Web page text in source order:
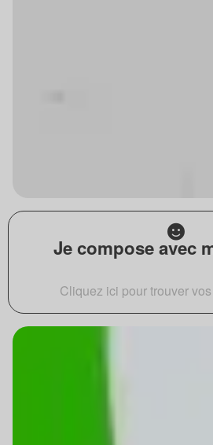
Je compose avec
Cliquez ici pour trouver